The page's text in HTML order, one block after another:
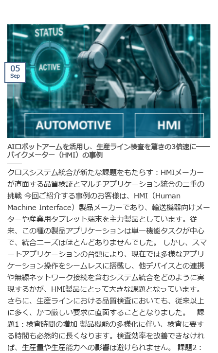
AIロボットアームを活用し、生産ライン検査を驚きの3倍速に――
バイクメーター（HMI）の事例
クロスシステム統合が新たな課題をもたらす：HMIメーカー
が直面する品質検証とマルチアプリケーション統合の二重の
挑戦 今回ご紹介する事例のお客様は、HMI（Human
Machine Interface）製品メーカーであり、輸送機器向けメー
ターや産業用タブレット端末を主力製品としています。従
来、この種の製品アプリケーションは単一機能タスクが中心
で、統合ニーズはほとんどありませんでした。 しかし、スマ
ートアプリケーションの台頭により、現在では多様なアプリ
ケーション操作をシームレスに搭載し、他デバイスとの連携
や無線ネットワーク接続を含むシステム統合をどのように実
現するかが、HMI製品にとって大きな課題となっています。
さらに、生産ラインにおける品質検査においても、従来以上
に多く、かつ厳しい要求に直面することとなりました。 課
題1：検査時間の増加 製品機能の多様化に伴い、検査に要す
る時間も必然的に長くなります。検査効率を改善できなけれ
ば、生産量や生産能力への影響は避けられません。 課題2：
05
Sep